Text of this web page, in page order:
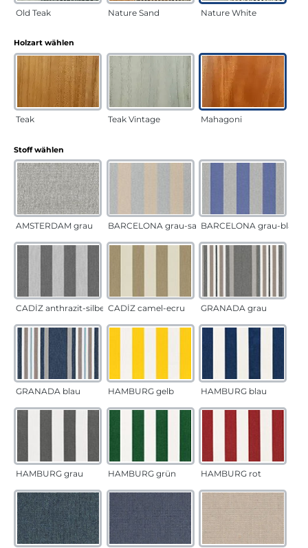
Old Teak Nature Sand Nature White
Holzart wählen
Teak Teak Vintage Mahagoni
Stoff wählen
AMSTERDAM grau BARCELONA grau-sandBARCELONA grau-blau
CADÍZ anthrazit-silber CADÍZ camel-ecru GRANADA grau
GRANADA blau HAMBURG gelb HAMBURG blau
HAMBURG grau HAMBURG grün HAMBURG rot